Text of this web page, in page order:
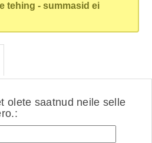
tehing - summasid ei
olete saatnud neile selle